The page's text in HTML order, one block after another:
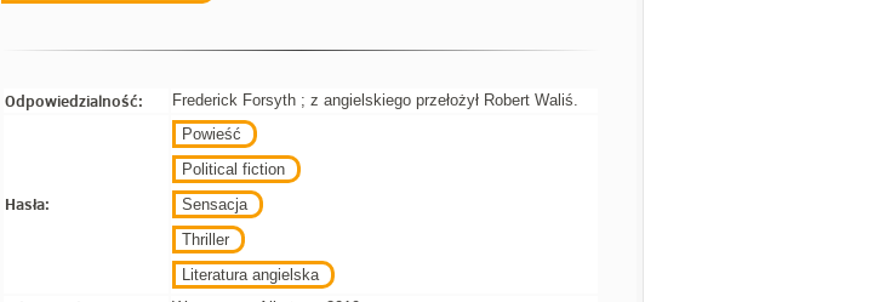
Odpowiedzialność: Frederick Forsyth ; z angielskiego przełożył Robert Waliś.
Hasła:
Powieść
Political fiction
Sensacja
Thriller
Literatura angielska